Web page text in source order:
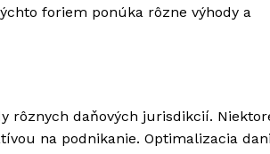
foriem ponúka rôzne výhody a
rôznych daňových jurisdikcií.
na podnikanie. Optimalizacia